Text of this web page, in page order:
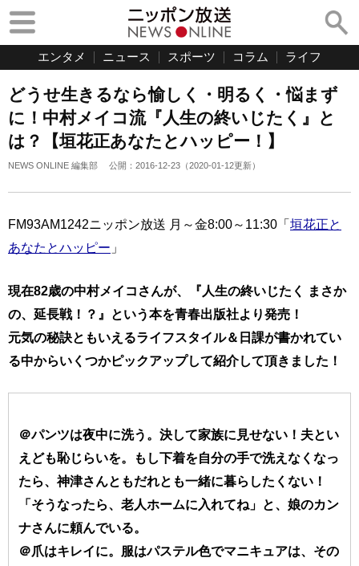
エンタメ ニュース スポーツ コラム ライフ
どうせ生きるなら愉しく・明るく・悩まず
に！中村メイコ流『人生の終いじたく』と
は？【垣花正あなたとハッピー！】
NEWS ONLINE 編集部 公開： 2016-12-23 （2020-01-12更新）
FM93AM1242ニッポン放送 月～金8:00～11:30「垣花正と
あなたとハッピー 」
現在82歳の中村メイコさんが、『人生の終いじたく まさか
の、延長戦！？』という本を青春出版社より発売！
元気の秘訣ともいえるライフスタイル＆日課が書かれてい
る中からいくつかピックアップして紹介して頂きました！
＠パンツは夜中に洗う。決して家族に見せない！夫とい
えども恥じらいを。もし下着を自分の手で洗えなくなっ
たら、神津さんともだれとも一緒に暮らしたくない！
「そうなったら、老人ホームに入れてね」と、娘のカン
ナさんに頼んでいる。
＠爪はキレイに。服はパステル色でマニキュアは、その